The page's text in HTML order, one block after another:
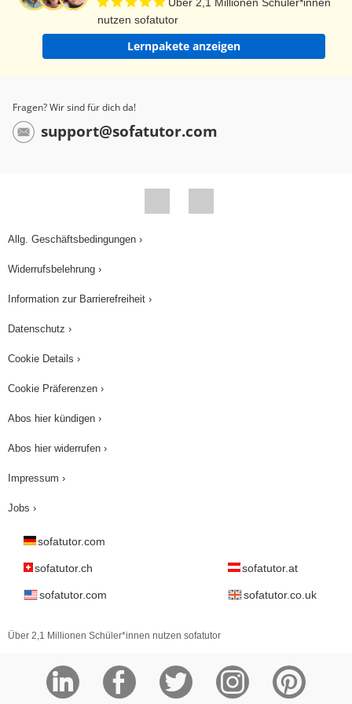
nutzen sofatutor
Lernpakete anzeigen
Fragen? Wir sind für dich da!
support@sofatutor.com
Allg. Geschäftsbedingungen ›
Widerrufsbelehrung ›
Information zur Barrierefreiheit ›
Datenschutz ›
Cookie Details ›
Cookie Präferenzen ›
Abos hier kündigen ›
Abos hier widerrufen ›
Impressum ›
Jobs ›
sofatutor.com
sofatutor.ch sofatutor.at
sofatutor.com sofatutor.co.uk
Über 2,1 Millionen Schüler*innen nutzen sofatutor